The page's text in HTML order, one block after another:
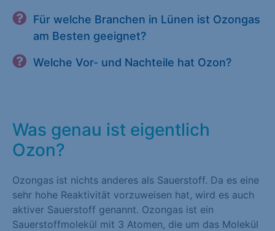
Für welche Branchen in Lünen ist Ozongas
am Besten geeignet?
Welche Vor- und Nachteile hat Ozon?
Was genau ist eigentlich
Ozon?
Ozongas ist nichts anderes als Sauerstoff. Da es eine
sehr hohe Reaktivität vorzuweisen hat, wird es auch
aktiver Sauerstoff genannt. Ozongas ist ein
Sauerstoffmolekül mit 3 Atomen, die um das Molekül